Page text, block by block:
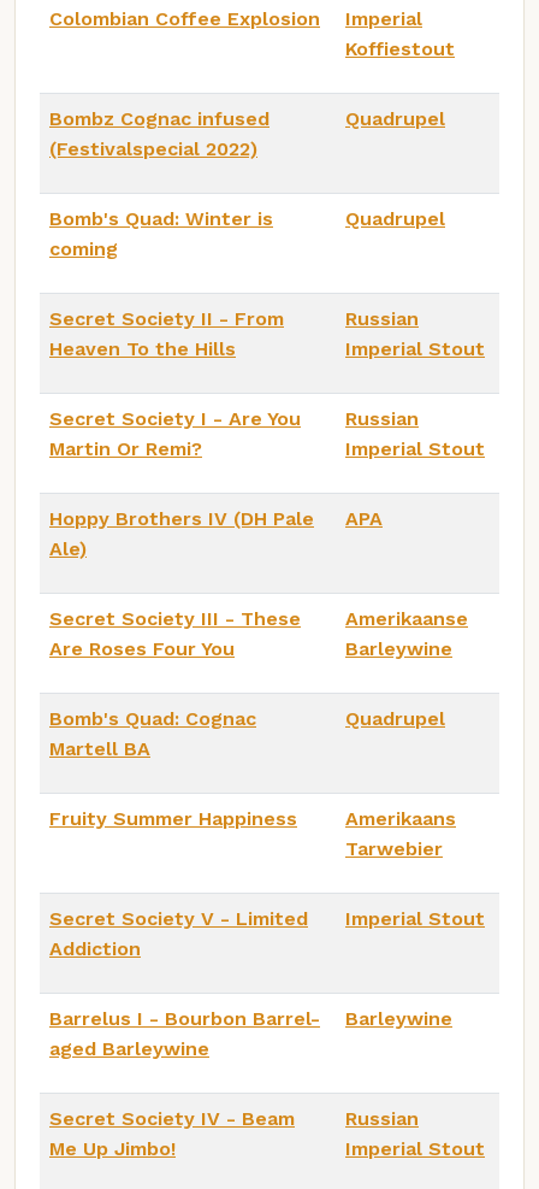
Colombian Coffee Explosion
Imperial
Koffiestout
Bombz Cognac infused
(Festivalspecial 2022)
Quadrupel
Bomb's Quad: Winter is
coming
Quadrupel
Secret Society II - From
Heaven To the Hills
Russian
Imperial Stout
Secret Society I - Are You
Martin Or Remi?
Russian
Imperial Stout
Hoppy Brothers IV (DH Pale
Ale)
APA
Secret Society III - These
Are Roses Four You
Amerikaanse
Barleywine
Bomb's Quad: Cognac
Martell BA
Quadrupel
Fruity Summer Happiness
Amerikaans
Tarwebier
Secret Society V - Limited
Addiction
Imperial Stout
Barrelus I - Bourbon Barrel-
aged Barleywine
Barleywine
Secret Society IV - Beam
Me Up Jimbo!
Russian
Imperial Stout